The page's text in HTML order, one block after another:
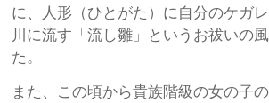
に、人形（ひとがた）に自分のケガレ
川に流す「流し雛」というお祓いの
た。
また、この頃から貴族階級の女の子